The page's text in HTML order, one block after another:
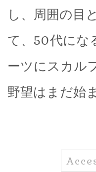
し、周囲の目
て、50代にな
ーツにスカル
野望はまだ始